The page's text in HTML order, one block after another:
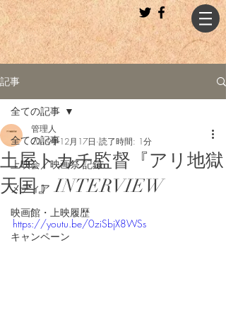
記事
全ての記事
上映会／映画祭 記録
メディア
映画館・上映履歴
キャンペーン
全ての記事
土屋トカチ監督『アリ地獄
天国』INTERVIEW
管理人
2019年12月17日 読了時間: 1分
https://youtu.be/0ziSbjX8WSs